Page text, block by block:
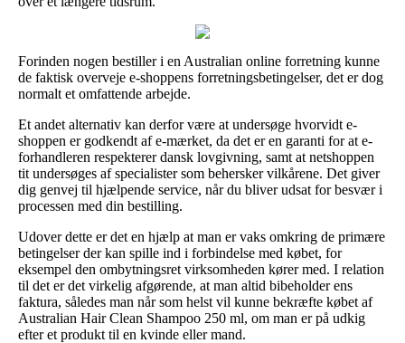
Forinden nogen bestiller i en Australian online forretning kunne
de faktisk overveje e-shoppens forretningsbetingelser, det er dog
normalt et omfattende arbejde.
Et andet alternativ kan derfor være at undersøge hvorvidt e-
shoppen er godkendt af e-mærket, da det er en garanti for at e-
forhandleren respekterer dansk lovgivning, samt at netshoppen
tit undersøges af specialister som behersker vilkårene. Det giver
dig genvej til hjælpende service, når du bliver udsat for besvær i
processen med din bestilling.
Udover dette er det en hjælp at man er vaks omkring de primære
betingelser der kan spille ind i forbindelse med købet, for
eksempel den ombytningsret virksomheden kører med. I relation
til det er det virkelig afgørende, at man altid bibeholder ens
faktura, således man når som helst vil kunne bekræfte købet af
Australian Hair Clean Shampoo 250 ml, om man er på udkig
efter et produkt til en kvinde eller mand.